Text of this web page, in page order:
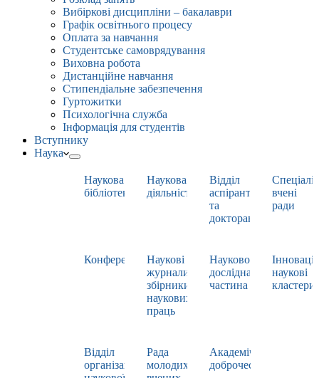
Вибіркові дисципліни – бакалаври
Графік освітнього процесу
Оплата за навчання
Студентське самоврядування
Виховна робота
Дистанційне навчання
Стипендіальне забезпечення
Гуртожитки
Психологічна служба
Інформація для студентів
Вступнику
Наука
Наукова
бібліотека
Наукова
діяльність
Відділ
аспірантури
та
докторантури
вчені
ради
Конференції
Наукові
журнали,
збірники
наукових
праць
Науково-
дослідна
частина
наукові
кластери
Відділ
організації
Рада
молодих
Академічна
доброчесність